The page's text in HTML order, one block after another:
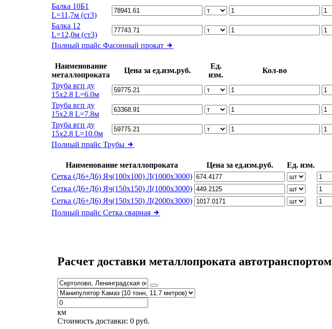
Балка 10Б1
L=11,7м (ст3)
Балка 12
L=12,0м (ст3)
Полный прайс Фасонный прокат
Наименование
металлопроката
Цена за ед.изм.руб.
Ед.
изм.
Кол-во
Труба вгп ду
15х2.8 L=6.0м
Труба вгп ду
15х2.8 L=7.8м
Труба вгп ду
15х2.8 L=10.0м
Полный прайс Трубы
Наименование металлопроката Цена за ед.изм.руб. Ед. изм.
Сетка (Д6+Д6) Яч(100х100) Л(1000х3000)
Сетка (Д6+Д6) Яч(150х150) Л(1000х3000)
Сетка (Д6+Д6) Яч(150х150) Л(2000х3000)
Полный прайс Сетка сварная
Расчет доставки металлопроката автотранспортом
км
Стоимость доставки: 0 руб.